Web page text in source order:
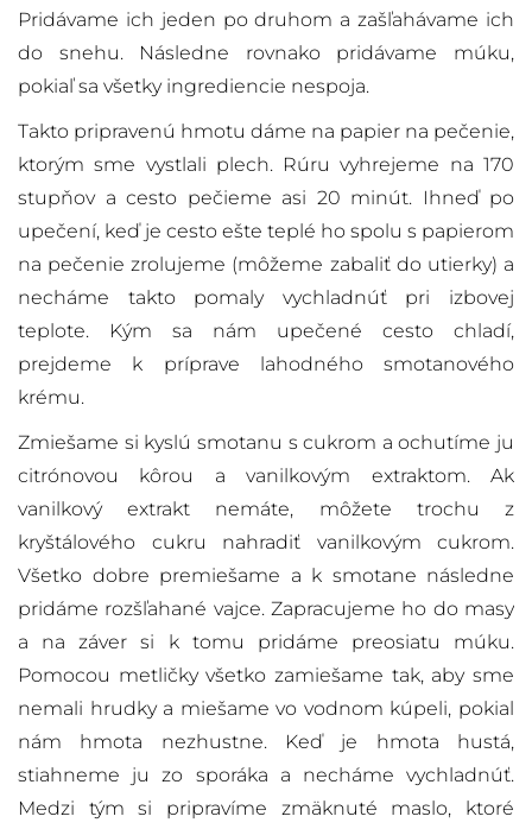
Pridávame ich jeden po druhom a zašľahávame ich
do snehu. Následne rovnako pridávame múku,
pokiaľ sa všetky ingrediencie nespoja.
Takto pripravenú hmotu dáme na papier na pečenie,
ktorým sme vystlali plech. Rúru vyhrejeme na 170
stupňov a cesto pečieme asi 20 minút. Ihneď po
upečení, keď je cesto ešte teplé ho spolu s papierom
na pečenie zrolujeme (môžeme zabaliť do utierky) a
necháme takto pomaly vychladnúť pri izbovej
teplote. Kým sa nám upečené cesto chladí,
prejdeme k príprave lahodného smotanového
krému.
Zmiešame si kyslú smotanu s cukrom a ochutíme ju
citrónovou kôrou a vanilkovým extraktom. Ak
vanilkový extrakt nemáte, môžete trochu z
kryštálového cukru nahradiť vanilkovým cukrom.
Všetko dobre premiešame a k smotane následne
pridáme rozšľahané vajce. Zapracujeme ho do masy
a na záver si k tomu pridáme preosiatu múku.
Pomocou metličky všetko zamiešame tak, aby sme
nemali hrudky a miešame vo vodnom kúpeli, pokiaľ
nám hmota nezhustne. Keď je hmota hustá,
stiahneme ju zo sporáka a necháme vychladnúť.
Medzi tým si pripravíme zmäknuté maslo, ktoré